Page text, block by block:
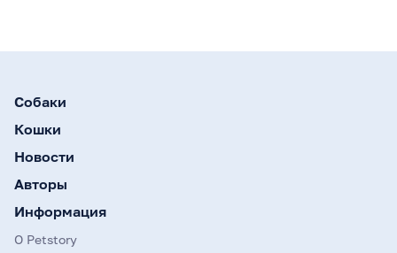
Собаки
Кошки
Новости
Авторы
Информация
О Petstory